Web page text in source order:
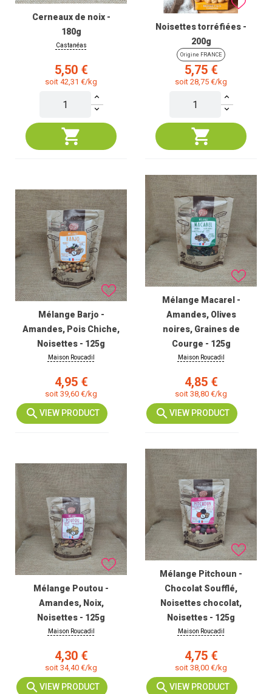
Cerneaux de noix -
180g
Castanéas
Prix
5,50 €
soit 42,31 €/kg
Noisettes torréfiées -
200g
Origine FRANCE
Prix
5,75 €
soit 28,75 €/kg
Mélange Barjo -
Amandes, Pois Chiche,
Noisettes - 125g
Maison Roucadil
Prix
4,95 €
soit 39,60 €/kg
VIEW PRODUCT
Mélange Macarel -
Amandes, Olives
noires, Graines de
Courge - 125g
Maison Roucadil
Prix
4,85 €
soit 38,80 €/kg
VIEW PRODUCT
Mélange Poutou -
Amandes, Noix,
Noisettes - 125g
Maison Roucadil
Prix
4,30 €
soit 34,40 €/kg
VIEW PRODUCT
Mélange Pitchoun -
Chocolat Soufflé,
Noisettes chocolat,
Noisettes - 125g
Maison Roucadil
Prix
4,75 €
soit 38,00 €/kg
VIEW PRODUCT